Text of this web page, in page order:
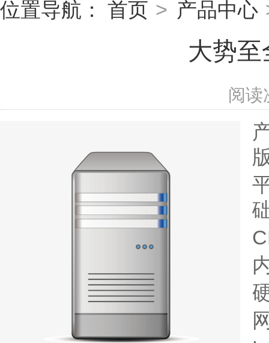
位置导航： 首页 > 产品中心
大势
阅读